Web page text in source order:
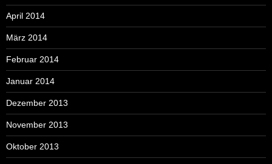
April 2014
März 2014
Februar 2014
Januar 2014
Dezember 2013
November 2013
Oktober 2013